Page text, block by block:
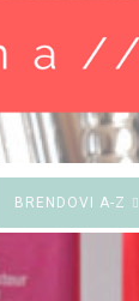
BRENDOVI A-Z